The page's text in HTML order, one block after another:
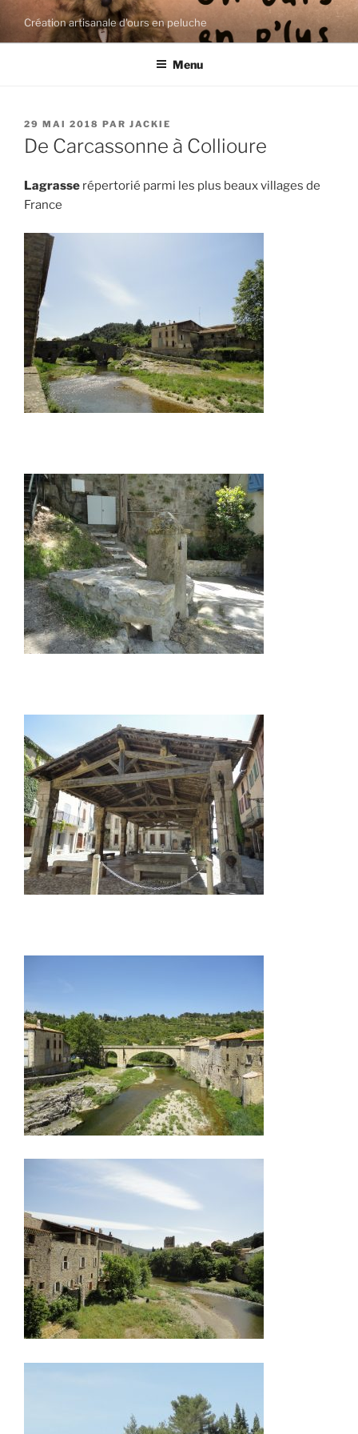
contenu
Création artisanale d'ours en peluche
Menu
PUBLIÉ
LE
29 MAI 2018 PAR JACKIE
De Carcassonne à Collioure
Lagrasse répertorié parmi les plus beaux villages de
France